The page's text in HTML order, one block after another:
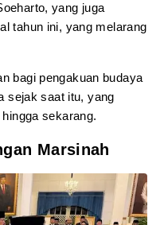
yang juga
tahun ini, yang melarang
bagi pengakuan budaya
sejak saat itu, yang
sekarang.
Marsinah